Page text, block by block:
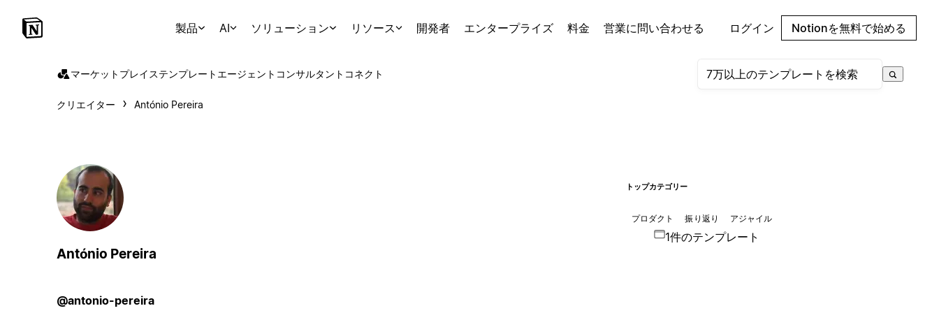
製品 AI ソリューション リソース 開発者 エンタープライズ 料金 営業に問い合わせる ログイン Notionを無料で始める
マーケットプレイステンプレート エージェント コンサルタント コネクト
クリエイター António Pereira
António Pereira
@antonio-pereira
トップカテゴリー
プロダクト 振り返り アジャイル
1件のテンプレート